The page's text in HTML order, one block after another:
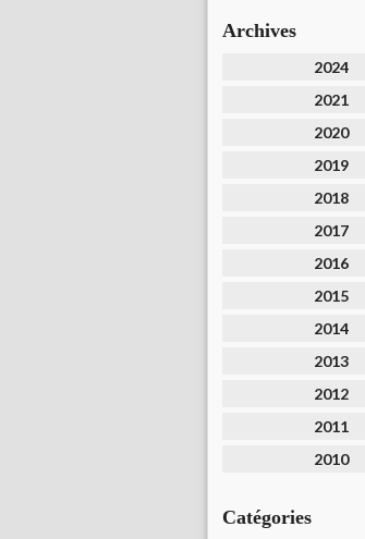
Archives
2024
2021
2020
2019
2018
2017
2016
2015
2014
2013
2012
2011
2010
Catégories